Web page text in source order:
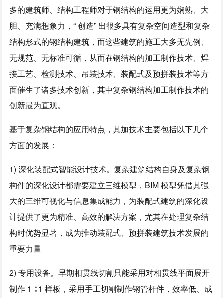
多的建筑师、结构工程师对于钢结构的运用更为娴熟、大
胆、充满想象力，“ 创造” 出很多具有复杂空间造型和复杂
结构形式的钢结构建筑，而这些建筑的施工大多无先例、
无规范、无标准可循，从而在钢结构的加工制作技术、焊
接工艺、检测技术、吊装技术、装配式及预拼装技术等方
面催生了诸多技术创新，其中复杂钢结构加工制作技术的
创新最为直观。
基于复杂钢结构的应用特点，其加技术主要包括以下几个
方面的发展：
1) 深化装配式智能设计技术。复杂建筑结构自身及复杂钢
构件的深化设计都需要建立三维模型，BIM 模型凭借其强
大的三维可视化与信息集成能力，为装配式建筑的深化设
计提供了更为精准、高效的解决方案，尤其在处理复杂结
构时优势显著，成为推动装配式、预拼装建筑技术发展的
重要力量
2) 专用设备。早期相贯线切割只能采用对相贯线平面展开
制作 1 ∶ 1 样板，采用手工切割制作钢管杆件，效率低、成